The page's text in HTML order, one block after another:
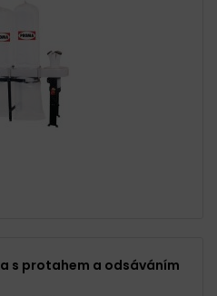
s protahem a odsáváním